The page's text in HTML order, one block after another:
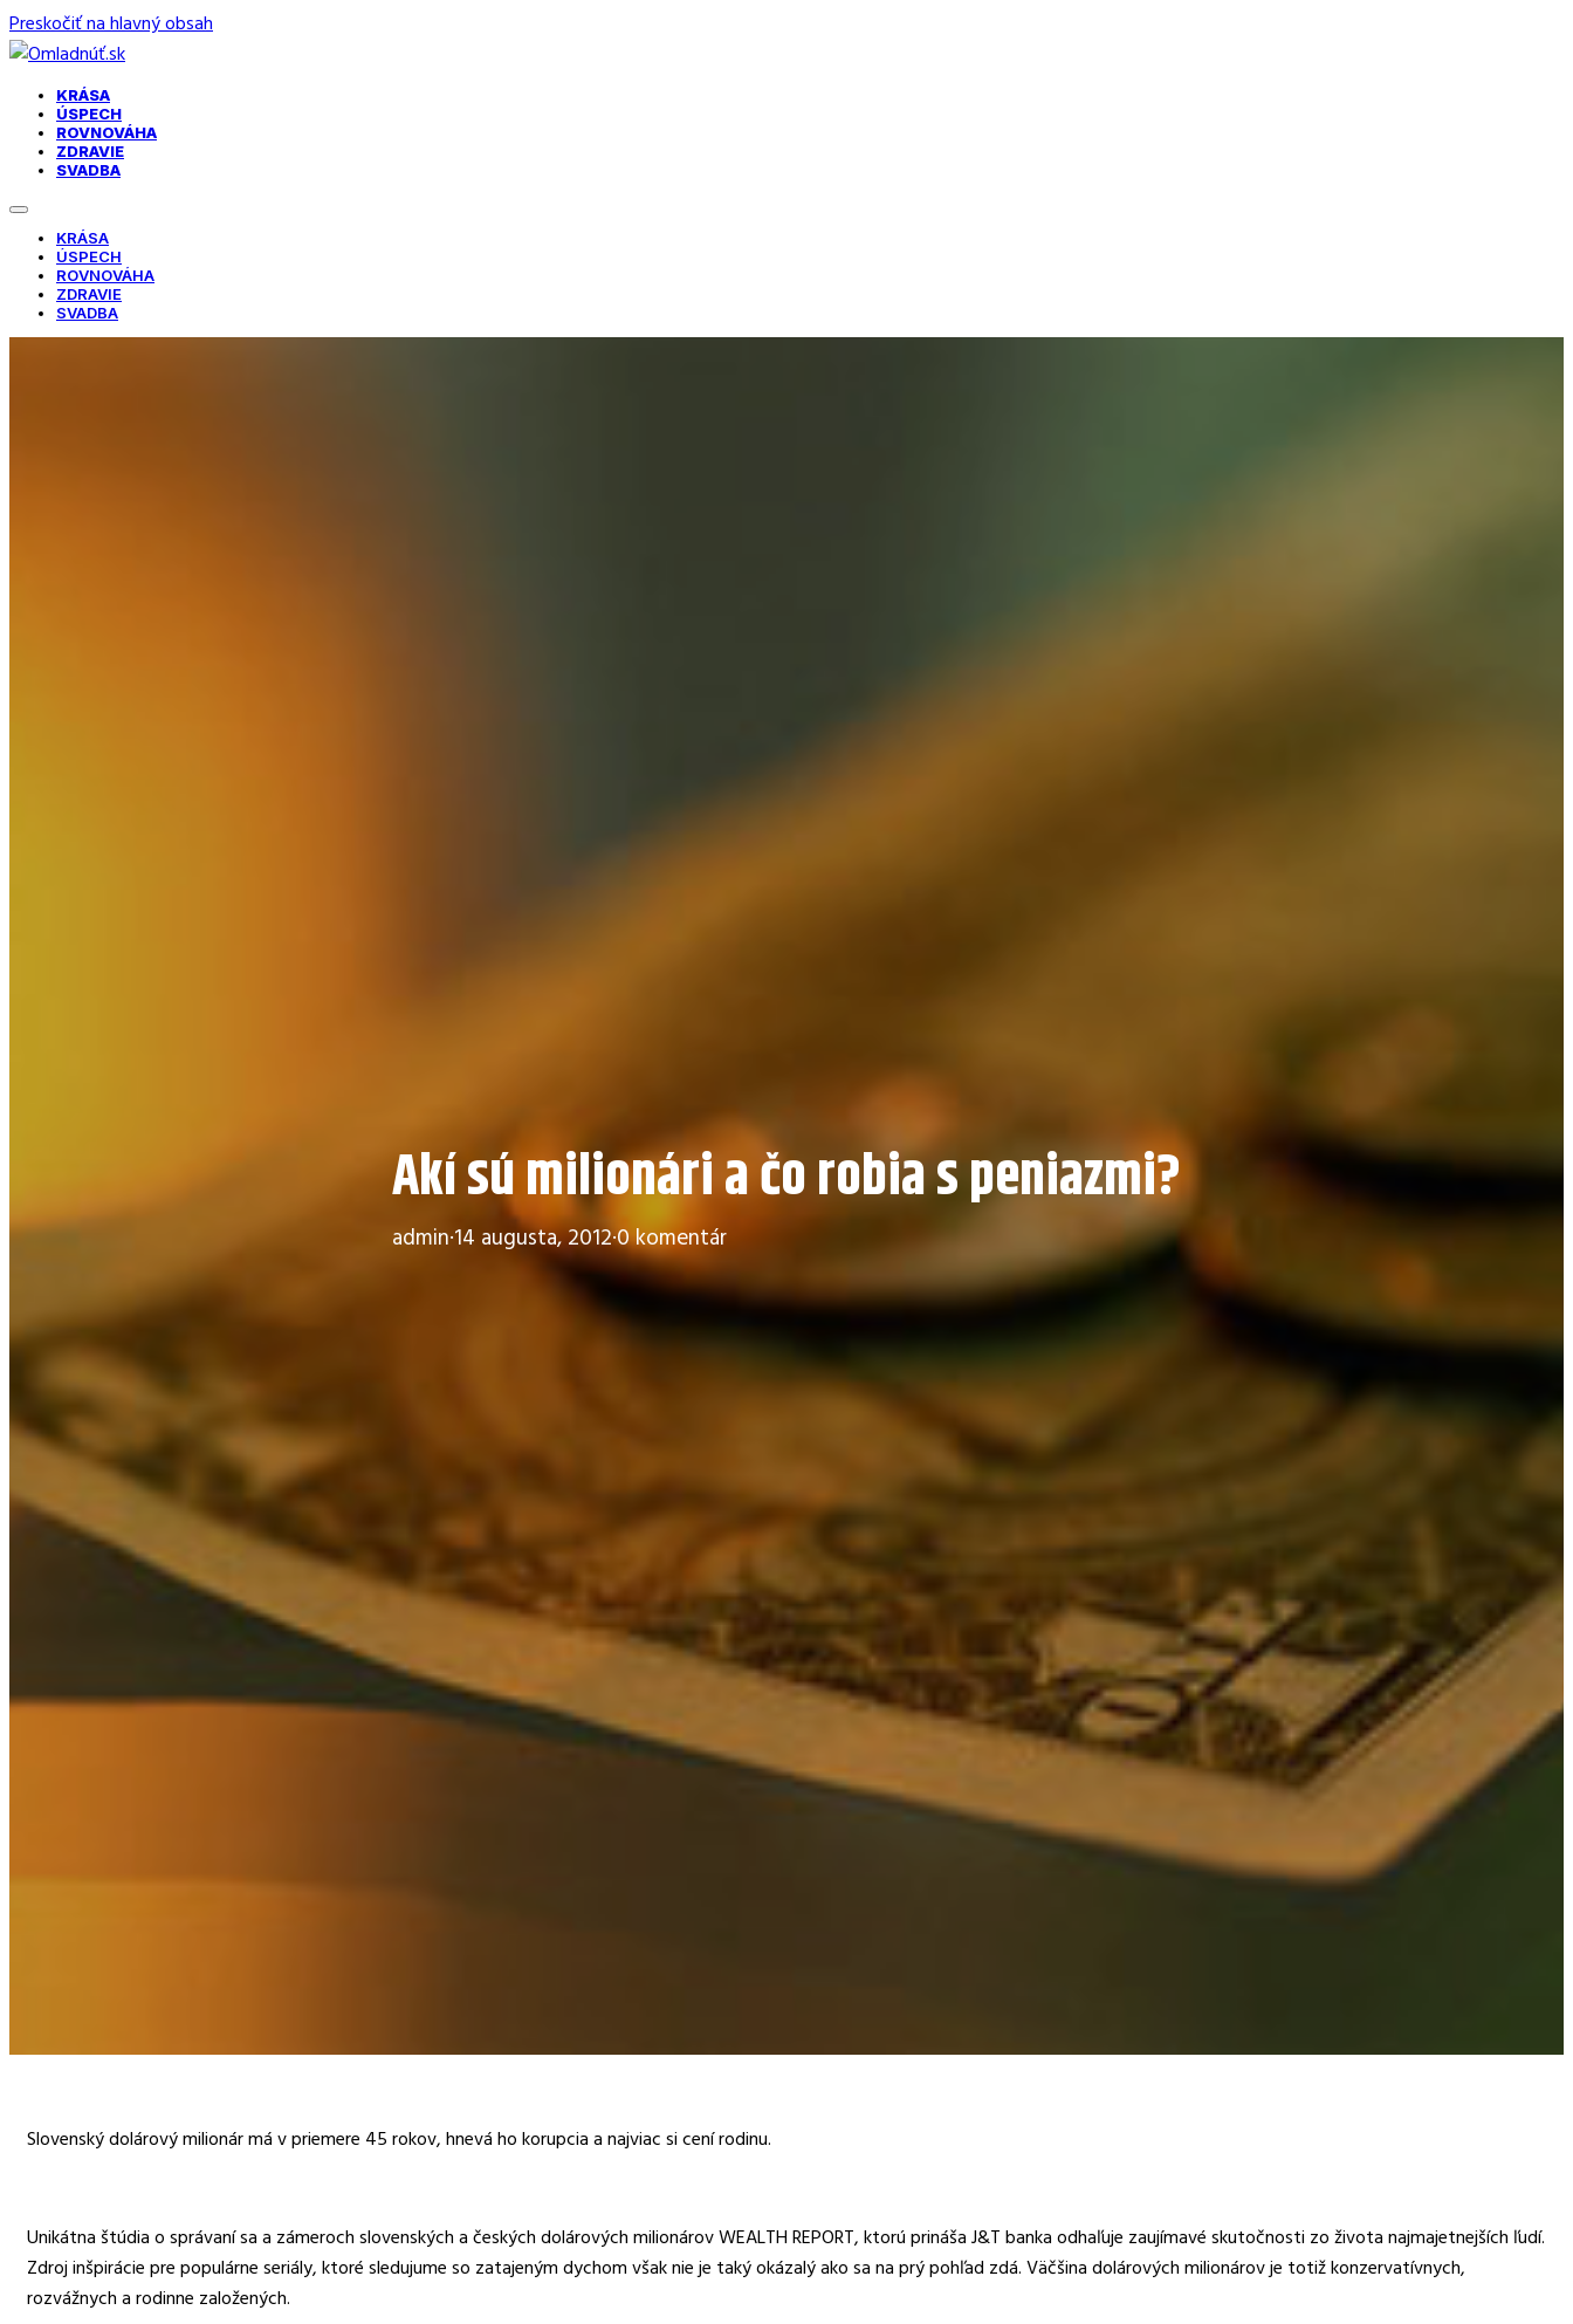
Preskočiť na hlavný obsah
KRÁSA
ÚSPECH
ROVNOVÁHA
ZDRAVIE
SVADBA
KRÁSA
ÚSPECH
ROVNOVÁHA
ZDRAVIE
SVADBA
Akí sú milionári a čo robia s peniazmi?
admin·14 augusta, 2012·0 komentár
Slovenský dolárový milionár má v priemere 45 rokov, hnevá ho korupcia a najviac si cení rodinu.
Unikátna štúdia o správaní sa a zámeroch slovenských a českých dolárových milionárov WEALTH REPORT, ktorú prináša J&T banka odhaľuje zaujímavé skutočnosti zo života najmajetnejších ľudí.
Zdroj inšpirácie pre populárne seriály, ktoré sledujume so zatajeným dychom však nie je taký okázalý ako sa na prý pohľad zdá. Väčšina dolárových milionárov je totiž konzervatívnych,
rozvážnych a rodinne založených.